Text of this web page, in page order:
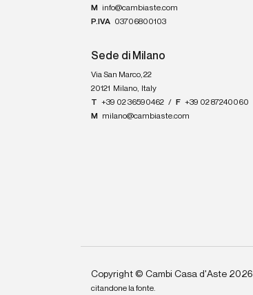
M
info@cambiaste.com
P.IVA 03706800103
Sede di Milano
Via San Marco, 22
20121
Milano, Italy
T +39 02 36590462 / F +39 02 87240060
M
milano@cambiaste.com
Copyright © Cambi Casa d'Aste
citandone la fonte.